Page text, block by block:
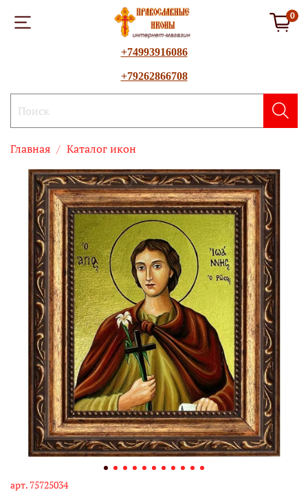
0
+74993916086
+79262866708
Главная Каталог икон
арт. 75725034